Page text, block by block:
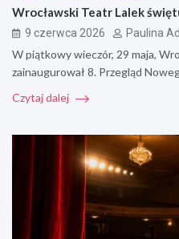
Wrocławski Teatr Lalek
9 czerwca 2026 Paulina
W piątkowy wieczór, 29 maja,
zainaugurował 8. Przegląd
Czytaj dalej